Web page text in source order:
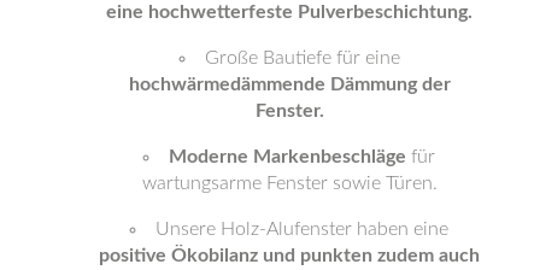
eine hochwetterfeste Pulverbeschichtung.
Große Bautiefe für eine
hochwärmedämmende Dämmung der
Fenster.
Moderne Markenbeschläge für
wartungsarme Fenster sowie Türen.
Unsere Holz-Alufenster haben eine
positive Ökobilanz und punkten zudem auch